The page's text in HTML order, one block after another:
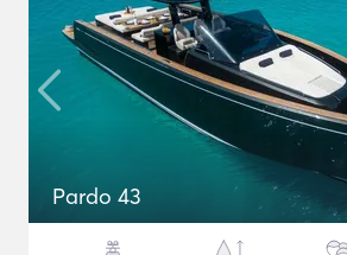
Pardo 43